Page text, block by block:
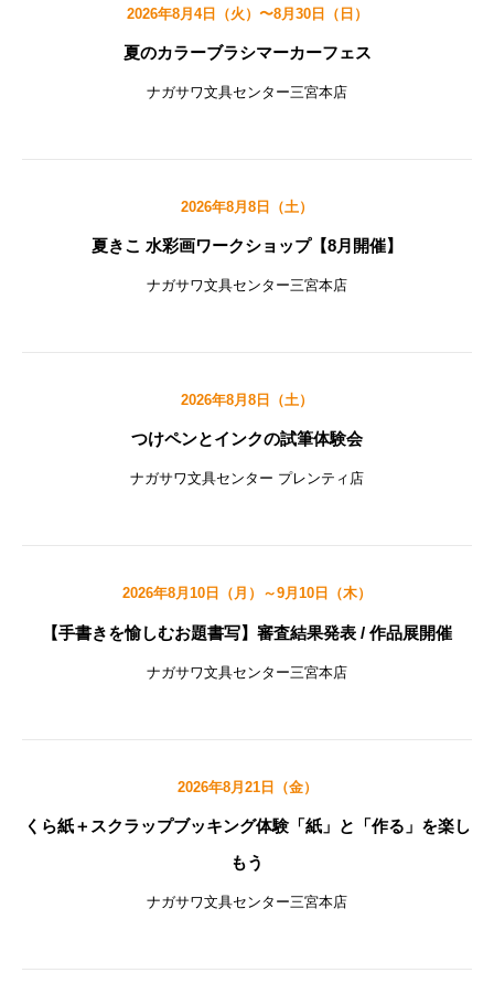
2026年8月4日（火）〜8月30日（日）
夏のカラーブラシマーカーフェス
ナガサワ文具センター三宮本店
2026年8月8日（土）
夏きこ 水彩画ワークショップ【8月開催】
ナガサワ文具センター三宮本店
2026年8月8日（土）
つけペンとインクの試筆体験会
ナガサワ文具センター プレンティ店
2026年8月10日（月）～9月10日（木）
【手書きを愉しむお題書写】審査結果発表 / 作品展開催
ナガサワ文具センター三宮本店
2026年8月21日（金）
くら紙＋スクラップブッキング体験「紙」と「作る」を楽し
もう
ナガサワ文具センター三宮本店